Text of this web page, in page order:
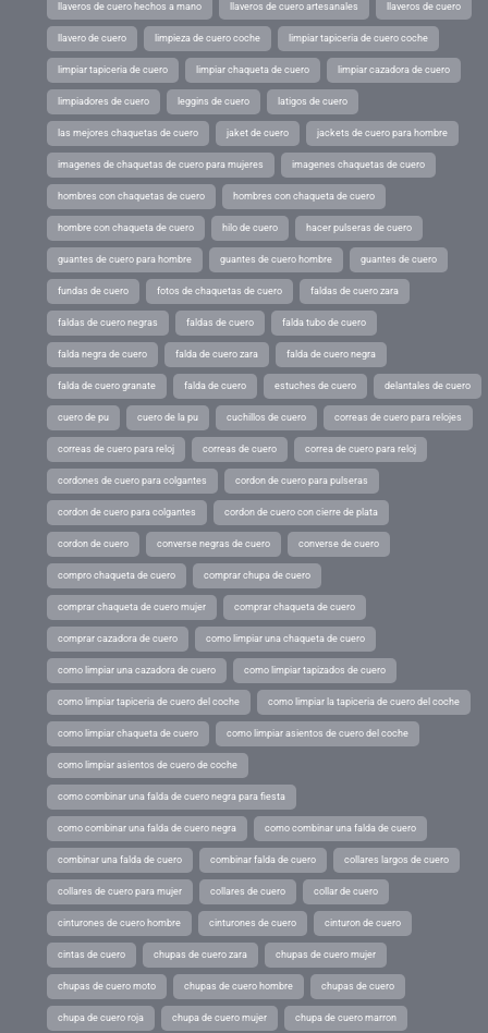
llaveros de cuero hechos a mano llaveros de cuero artesanales llaveros de cuero
llavero de cuero limpieza de cuero coche limpiar tapiceria de cuero coche
limpiar tapiceria de cuero limpiar chaqueta de cuero limpiar cazadora de cuero
limpiadores de cuero leggins de cuero latigos de cuero
las mejores chaquetas de cuero jaket de cuero jackets de cuero para hombre
imagenes de chaquetas de cuero para mujeres imagenes chaquetas de cuero
hombres con chaquetas de cuero hombres con chaqueta de cuero
hombre con chaqueta de cuero hilo de cuero hacer pulseras de cuero
guantes de cuero para hombre guantes de cuero hombre guantes de cuero
fundas de cuero fotos de chaquetas de cuero faldas de cuero zara
faldas de cuero negras faldas de cuero falda tubo de cuero
falda negra de cuero falda de cuero zara falda de cuero negra
falda de cuero granate falda de cuero estuches de cuero delantales de cuero
cuero de pu cuero de la pu cuchillos de cuero correas de cuero para relojes
correas de cuero para reloj correas de cuero correa de cuero para reloj
cordones de cuero para colgantes cordon de cuero para pulseras
cordon de cuero para colgantes cordon de cuero con cierre de plata
cordon de cuero converse negras de cuero converse de cuero
compro chaqueta de cuero comprar chupa de cuero
comprar chaqueta de cuero mujer comprar chaqueta de cuero
comprar cazadora de cuero como limpiar una chaqueta de cuero
como limpiar una cazadora de cuero como limpiar tapizados de cuero
como limpiar tapiceria de cuero del coche como limpiar la tapiceria de cuero del coche
como limpiar chaqueta de cuero como limpiar asientos de cuero del coche
como limpiar asientos de cuero de coche
como combinar una falda de cuero negra para fiesta
como combinar una falda de cuero negra como combinar una falda de cuero
combinar una falda de cuero combinar falda de cuero collares largos de cuero
collares de cuero para mujer collares de cuero collar de cuero
cinturones de cuero hombre cinturones de cuero cinturon de cuero
cintas de cuero chupas de cuero zara chupas de cuero mujer
chupas de cuero moto chupas de cuero hombre chupas de cuero
chupa de cuero roja chupa de cuero mujer chupa de cuero marron